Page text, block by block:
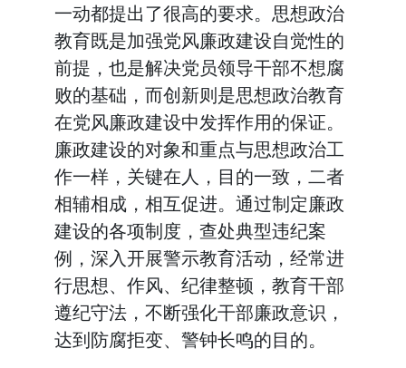
一动都提出了很高的要求。思想政治
教育既是加强党风廉政建设自觉性的
前提，也是解决党员领导干部不想腐
败的基础，而创新则是思想政治教育
在党风廉政建设中发挥作用的保证。
廉政建设的对象和重点与思想政治工
作一样，关键在人，目的一致，二者
相辅相成，相互促进。通过制定廉政
建设的各项制度，查处典型违纪案
例，深入开展警示教育活动，经常进
行思想、作风、纪律整顿，教育干部
遵纪守法，不断强化干部廉政意识，
达到防腐拒变、警钟长鸣的目的。